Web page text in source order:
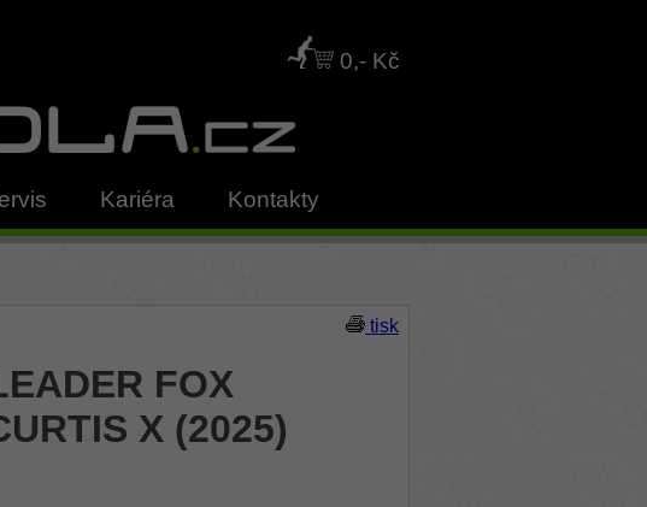
0,- Kč
Kariéra Kontakty
tisk
FOX
X (2025)